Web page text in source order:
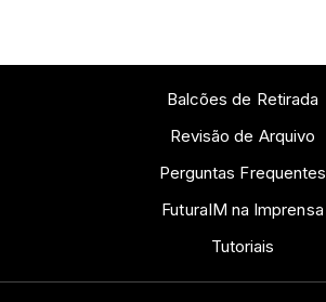
Balcões de Retirada
Revisão de Arquivo
Perguntas Frequentes
FuturaIM na Imprensa
Tutoriais